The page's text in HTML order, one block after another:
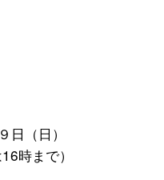
日（日）
時まで）